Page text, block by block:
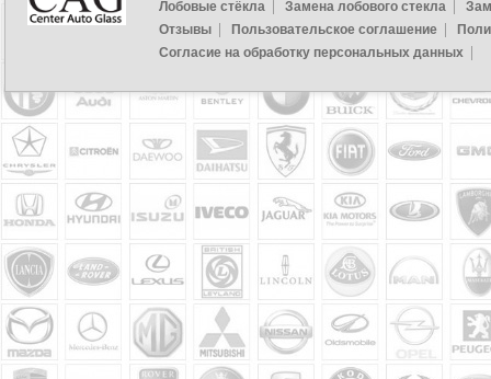
Лобовые стёкла
Замена лобового стекла
Отзывы
Пользовательское соглашение
Согласие на обработку персональных данных